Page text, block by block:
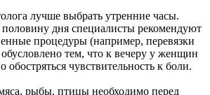
лучше выбрать утренние часы.
дня специалисты рекомендуют
процедуры (например, перевязки
тем, что к вечеру у женщин
обостряться чувствительность к боли.
рыбы, птицы необходимо перед